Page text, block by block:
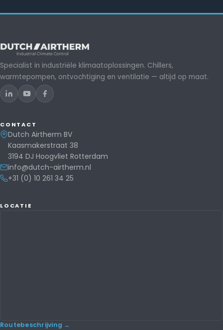
Specialist in industriële klimaatoplossingen. Chillers,
warmtepompen, ontvochtiging en ventilatie — altijd op maat.
CONTACT
Dutch Airtherm BV
Kaasmakerstraat 38
3194 DJ Hoogvliet Rotterdam
info@dutch-airtherm.nl
+31 (0) 10 261 34 25
LOCATIE
Routebeschrijving →